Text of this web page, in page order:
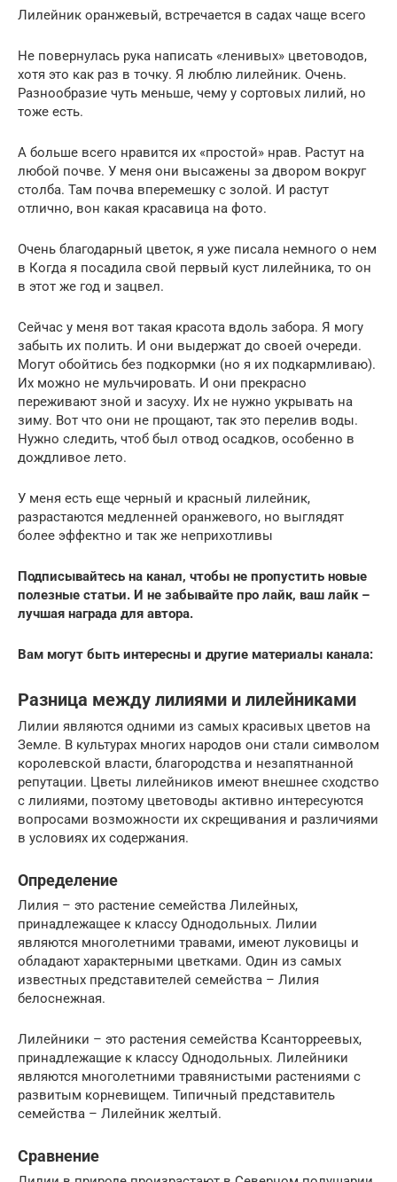
Лилейник оранжевый, встречается в садах чаще всего
Не повернулась рука написать «ленивых» цветоводов,
хотя это как раз в точку. Я люблю лилейник. Очень.
Разнообразие чуть меньше, чему у сортовых лилий, но
тоже есть.
А больше всего нравится их «простой» нрав. Растут на
любой почве. У меня они высажены за двором вокруг
столба. Там почва вперемешку с золой. И растут
отлично, вон какая красавица на фото.
Очень благодарный цветок, я уже писала немного о нем
в Когда я посадила свой первый куст лилейника, то он
в этот же год и зацвел.
Сейчас у меня вот такая красота вдоль забора. Я могу
забыть их полить. И они выдержат до своей очереди.
Могут обойтись без подкормки (но я их подкармливаю).
Их можно не мульчировать. И они прекрасно
переживают зной и засуху. Их не нужно укрывать на
зиму. Вот что они не прощают, так это перелив воды.
Нужно следить, чтоб был отвод осадков, особенно в
дождливое лето.
У меня есть еще черный и красный лилейник,
разрастаются медленней оранжевого, но выглядят
более эффектно и так же неприхотливы
Подписывайтесь на канал, чтобы не пропустить новые
полезные статьи. И не забывайте про лайк, ваш лайк –
лучшая награда для автора.
Вам могут быть интересны и другие материалы канала:
Разница между лилиями и лилейниками
Лилии являются одними из самых красивых цветов на
Земле. В культурах многих народов они стали символом
королевской власти, благородства и незапятнанной
репутации. Цветы лилейников имеют внешнее сходство
с лилиями, поэтому цветоводы активно интересуются
вопросами возможности их скрещивания и различиями
в условиях их содержания.
Определение
Лилия – это растение семейства Лилейных,
принадлежащее к классу Однодольных. Лилии
являются многолетними травами, имеют луковицы и
обладают характерными цветками. Один из самых
известных представителей семейства – Лилия
белоснежная.
Лилейники – это растения семейства Ксанторреевых,
принадлежащие к классу Однодольных. Лилейники
являются многолетними травянистыми растениями с
развитым корневищем. Типичный представитель
семейства – Лилейник желтый.
Сравнение